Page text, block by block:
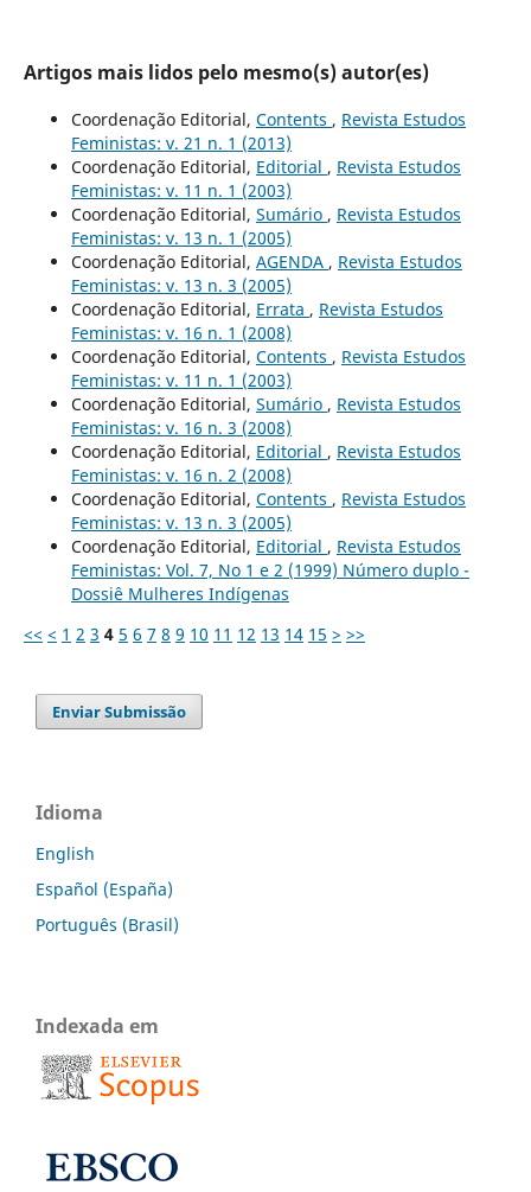
Artigos mais lidos pelo mesmo(s) autor(es)
Coordenação Editorial, Contents , Revista Estudos
Feministas: v. 21 n. 1 (2013)
Coordenação Editorial, Editorial , Revista Estudos
Feministas: v. 11 n. 1 (2003)
Coordenação Editorial, Sumário , Revista Estudos
Feministas: v. 13 n. 1 (2005)
Coordenação Editorial, AGENDA , Revista Estudos
Feministas: v. 13 n. 3 (2005)
Coordenação Editorial, Errata , Revista Estudos
Feministas: v. 16 n. 1 (2008)
Coordenação Editorial, Contents , Revista Estudos
Feministas: v. 11 n. 1 (2003)
Coordenação Editorial, Sumário , Revista Estudos
Feministas: v. 16 n. 3 (2008)
Coordenação Editorial, Editorial , Revista Estudos
Feministas: v. 16 n. 2 (2008)
Coordenação Editorial, Contents , Revista Estudos
Feministas: v. 13 n. 3 (2005)
Coordenação Editorial, Editorial , Revista Estudos
Feministas: Vol. 7, No 1 e 2 (1999) Número duplo -
Dossiê Mulheres Indígenas
<< < 1 2 3 4 5 6 7 8 9 10 11 12 13 14 15 > >>
Enviar Submissão
Idioma
English
Español (España)
Português (Brasil)
Indexada em